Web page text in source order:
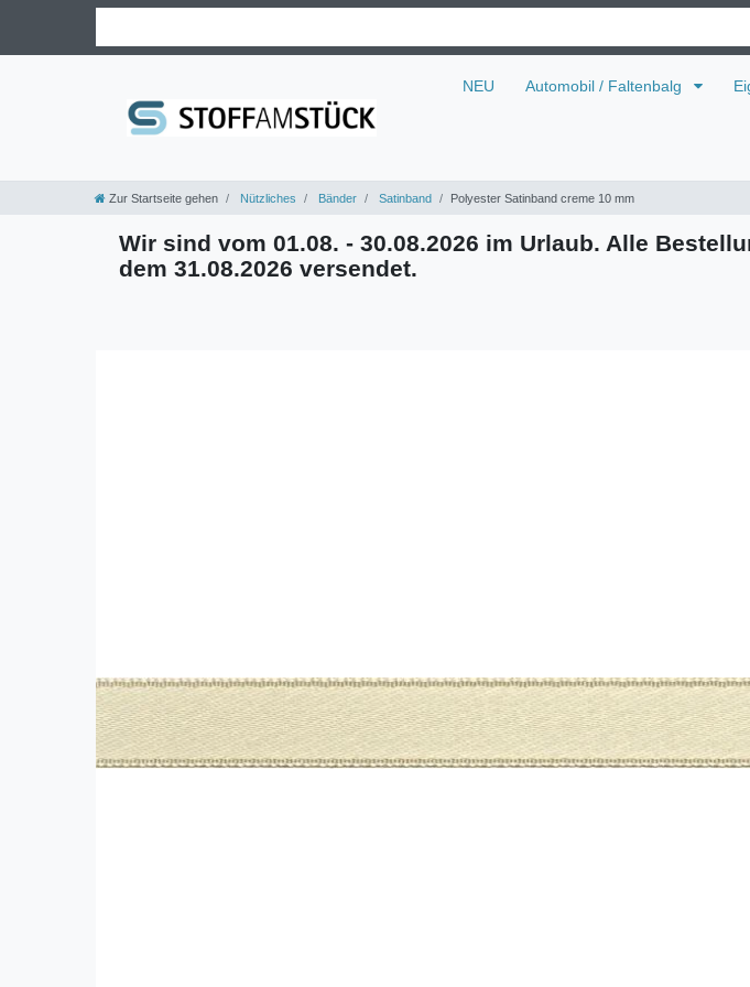
NEU Automobil / Faltenbalg
Zur Startseite gehen Nützliches Bänder Satinband Polyester Satinband creme 10 mm
Wir sind vom 01.08. - 30.08.2026 im Urlaub. Alle
dem 31.08.2026 versendet.